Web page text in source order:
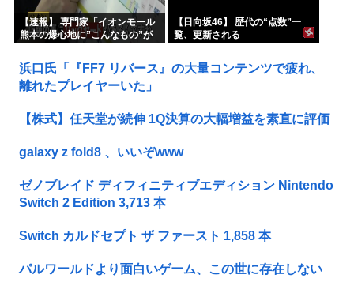
【速報】 専門家「イオンモール
熊本の爆心地に”こんなもの”が
【日向坂46】 歴代の“点数”一
覧、更新される
浜口氏「『FF7 リバース』の大量コンテンツで疲れ、
離れたプレイヤーいた」
【株式】任天堂が続伸 1Q決算の大幅増益を素直に評価
galaxy z fold8 、いいぞwww
ゼノブレイド ディフィニティブエディション Nintendo
Switch 2 Edition 3,713 本
Switch カルドセプト ザ ファースト 1,858 本
パルワールドより面白いゲーム、この世に存在しない